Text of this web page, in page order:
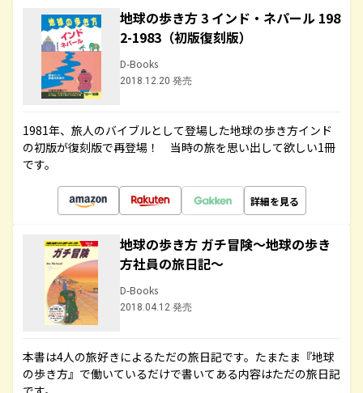
地球の歩き方 3 インド・ネパール 198
2-1983（初版復刻版）
D-Books
2018.12.20 発売
1981年、旅人のバイブルとして登場した地球の歩き方インド
の初版が復刻版で再登場！ 当時の旅を思い出して欲しい1冊
です。
詳細を見る
地球の歩き方 ガチ冒険～地球の歩き
方社員の旅日記～
D-Books
2018.04.12 発売
本書は4人の旅好きによるただの旅日記です。たまたま『地球
の歩き方』で働いているだけで書いてある内容はただの旅日記